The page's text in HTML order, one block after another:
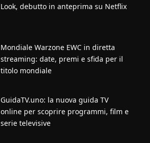
Look, debutto in anteprima su Netflix
Mondiale Warzone EWC in diretta
streaming: date, premi e sfida per il
titolo mondiale
GuidaTV.uno: la nuova guida TV
online per scoprire programmi, film e
serie televisive